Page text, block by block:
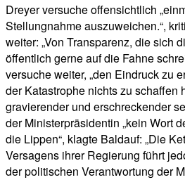
Dreyer versuche offensichtlich
Stellungnahme auszuweichen.“,
weiter: „Von Transparenz, die sich
öffentlich gerne auf die Fahne
versuche weiter, „den Eindruck zu
der Katastrophe nichts zu schaffen
gravierender und erschreckender
der Ministerpräsidentin „kein Wort
die Lippen“, klagte Baldauf: „Die
Versagens ihrer Regierung führt
der politischen Verantwortung der